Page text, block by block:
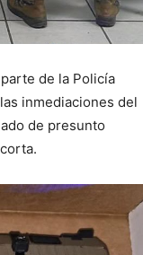
de la Policía
inmediaciones del
de presunto